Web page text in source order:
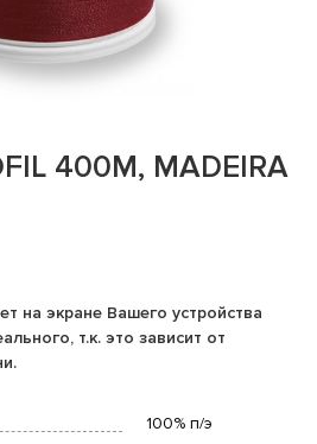
400М, MADEIRA
на экране Вашего устройства
т.к. это зависит от
100% п/э